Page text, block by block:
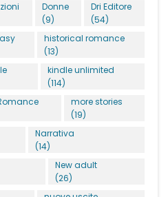
Donne
(9)
Dri Editore
(54)
historical romance
(13)
kindle unlimited
(114)
more stories
(19)
Narrativa
(14)
New adult
(26)